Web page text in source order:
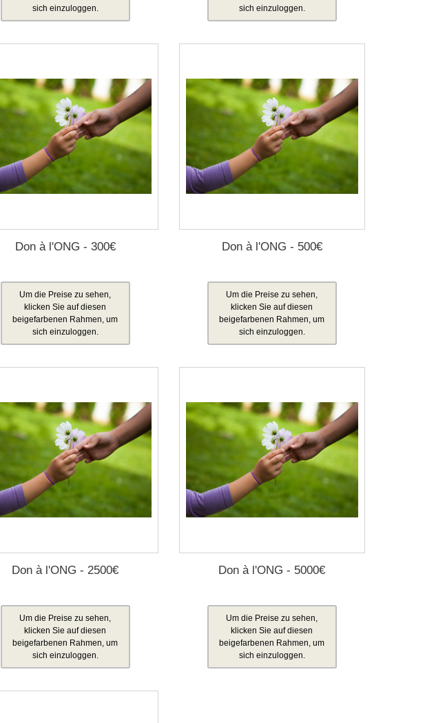
sich einzuloggen.
sich einzuloggen.
Don à l'ONG - 300€
Um die Preise zu sehen,
klicken Sie auf diesen
beigefarbenen Rahmen, um
sich einzuloggen.
Don à l'ONG - 500€
Um die Preise zu sehen,
klicken Sie auf diesen
beigefarbenen Rahmen, um
sich einzuloggen.
Don à l'ONG - 2500€
Um die Preise zu sehen,
klicken Sie auf diesen
beigefarbenen Rahmen, um
sich einzuloggen.
Don à l'ONG - 5000€
Um die Preise zu sehen,
klicken Sie auf diesen
beigefarbenen Rahmen, um
sich einzuloggen.